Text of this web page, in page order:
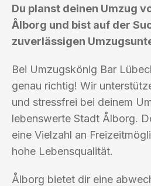
Du planst deinen Umzug
Ålborg und bist auf der
zuverlässigen
Bei Umzugskönig Bar
genau richtig! Wir
und stressfrei bei deinem
lebenswerte Stadt Ålborg.
eine Vielzahl an
hohe Lebensqualität.
Ålborg bietet dir eine